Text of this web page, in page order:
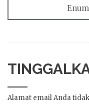
Alamat email Anda